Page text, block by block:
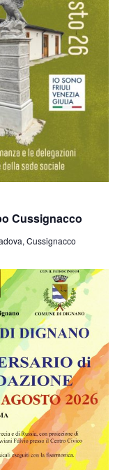
Cussignacco
Cussignacco